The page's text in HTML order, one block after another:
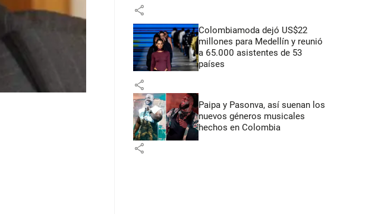
share
Colombiamoda dejó US$22
millones para Medellín y reunió
a 65.000 asistentes de 53
países
share
Paipa y Pasonva, así suenan los
nuevos géneros musicales
hechos en Colombia
share